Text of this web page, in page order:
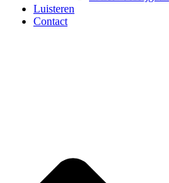
Luisteren
Contact